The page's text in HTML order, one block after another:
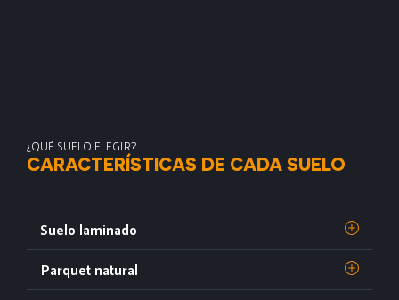
¿QUÉ SUELO ELEGIR?
CARACTERÍSTICAS DE CADA SUELO
Suelo laminado
Parquet natural